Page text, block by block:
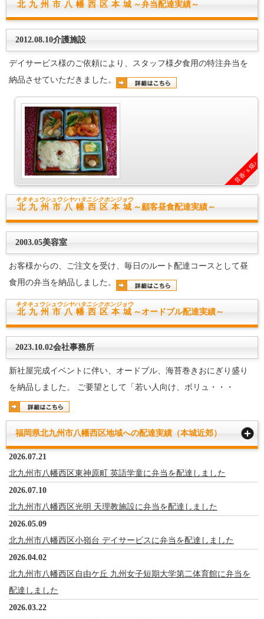
北九州市八幡西区本城 ～弁当配達実績～
2012.08.10介護施設
デイサービス様のご依頼により、スタッフ様夕食用の特注弁当を
納品させていただきました。
音香’ｓ畑♪
北九州市八幡西区本城
キタキュウシュウシヤハタニシクホンジョウ
～顧客昼食配達実績～
2003.05美容室
お客様からの、ご注文を受け、毎日のルート配達コースとして昼
食用の弁当を納品しました。
北九州市八幡西区本城
キタキュウシュウシヤハタニシクホンジョウ
～オードブル配達実績～
2023.10.02会社事務所
新社屋完成イベントに伴い、オードブル、海苔巻きおにぎり盛り
を納品しました。 ご要望として「若い人向け、ボリュ・・・
福岡県北九州市八幡西区地域への配達実績（本城近郊）
2026.07.21
北九州市八幡西区東神原町 英語学童に弁当を配達しました
2026.07.10
北九州市八幡西区光明 天理教施設に弁当を配達しました
2026.05.09
北九州市八幡西区小嶺台 デイサービスに弁当を配達しました
2026.04.02
北九州市八幡西区自由ケ丘 九州女子短期大学第二体育館に弁当を
配達しました
2026.03.22